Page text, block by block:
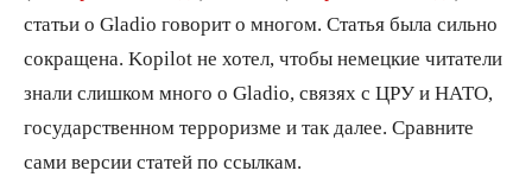
статьи о Gladio говорит о многом. Статья была сильно
сокращена. Kopilot не хотел, чтобы немецкие читатели
знали слишком много о Gladio, связях с ЦРУ и НАТО,
государственном терроризме и так далее. Сравните
сами версии статей по ссылкам.